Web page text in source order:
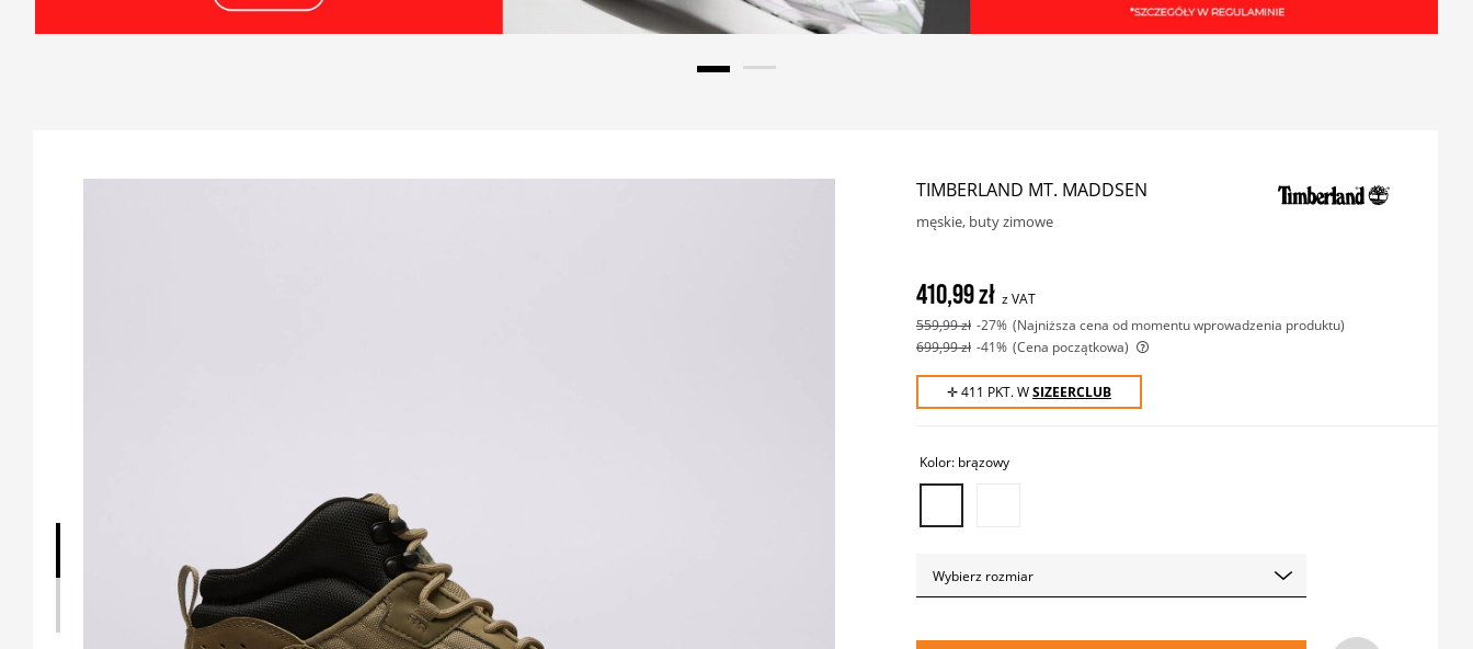
TIMBERLAND MT. MADDSEN
męskie, buty zimowe
410,99 zł z VAT
559,99 zł -27%
(najniższa cena od momentu wprowadzenia produktu)
699,99 zł -41% (Cena początkowa)
✛ 411 PKT. WSIZEERCLUB
Kolor: brązowy
Wybierz rozmiar